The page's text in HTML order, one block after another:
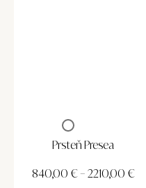
Prsteň Presea
840,00 € – 2210,00 €